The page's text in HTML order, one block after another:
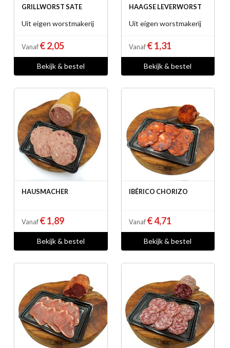
GRILLWORST SATE
Uit eigen worstmakerij
Vanaf € 2,05
Bekijk & bestel
HAAGSE LEVERWORST
Uit eigen worstmakerij
Vanaf € 1,31
Bekijk & bestel
HAUSMACHER
Vanaf € 1,89
Bekijk & bestel
IBÉRICO CHORIZO
Vanaf € 4,71
Bekijk & bestel